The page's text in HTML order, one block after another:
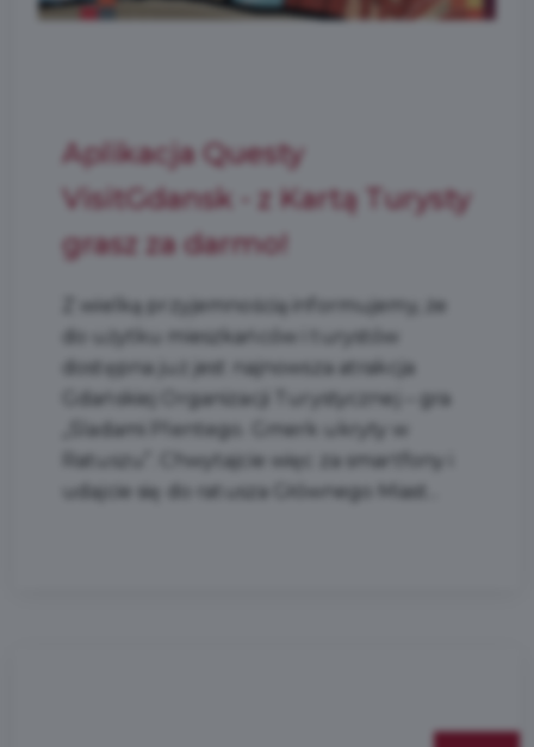
Aplikacja Questy
VisitGdansk - z Kartą Turysty
grasz za darmo!
Z wielką przyjemnością informujemy, że
do użytku mieszkańców i turystów
dostępna już jest najnowsza atrakcja
Gdańskiej Organizacji Turystycznej – gra
„Śladami Plentego. Gmerk ukryty w
Ratuszu”. Chwytajcie więc za smartfony i
udajcie się do ratusza Głównego Miast...